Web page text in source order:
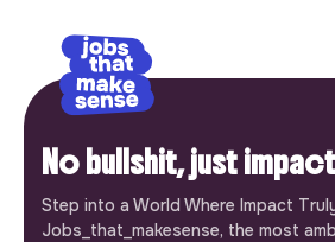
No bullshit, just
Step into a World Where Impact
Jobs_that_makesense, the most